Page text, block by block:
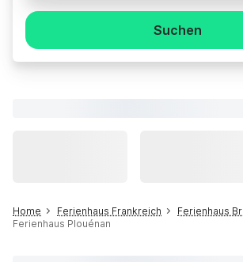
Suchen
Home Ferienhaus Frankreich
Ferienhaus
Ferienhaus Plouénan